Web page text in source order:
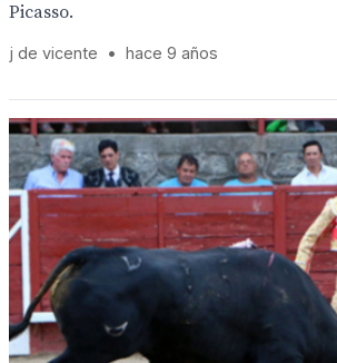
Picasso.
j de vicente • hace 9 años